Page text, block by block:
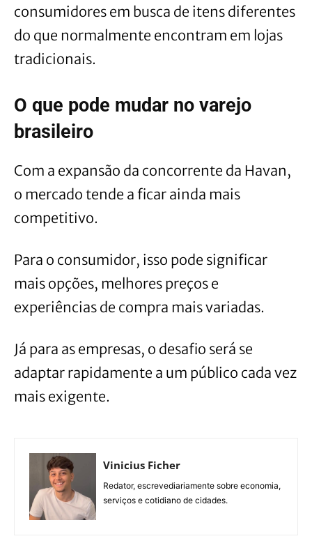
consumidores em busca de itens diferentes
do que normalmente encontram em lojas
tradicionais.
O que pode mudar no varejo
brasileiro
Com a expansão da concorrente da Havan,
o mercado tende a ficar ainda mais
competitivo.
Para o consumidor, isso pode significar
mais opções, melhores preços e
experiências de compra mais variadas.
Já para as empresas, o desafio será se
adaptar rapidamente a um público cada vez
mais exigente.
Vinicius Ficher
Redator, escrevediariamente sobre economia,
serviços e cotidiano de cidades.